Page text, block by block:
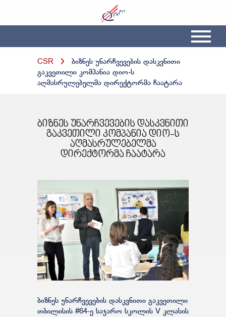
CSR
ბიზნეს უნარჩვევების დასკვნითი
გაკვეთილი კომპანია დიო-ს
აღმასრულებელმა დირექტორმა ჩაატარა
ბიზნეს უნარჩვევების დასკვნითი
გაკვეთილი კომპანია დიო-ს
აღმასრულებელმა
დირექტორმა ჩაატარა
ბიზნეს უნარჩვევების დასკვნითი გაკვეთილი
თბილისის #64-ე საჯარო სკოლის V კლასის